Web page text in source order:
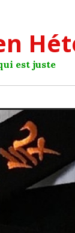
est juste